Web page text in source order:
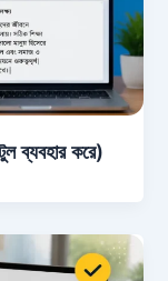
ব্যবহার করে)